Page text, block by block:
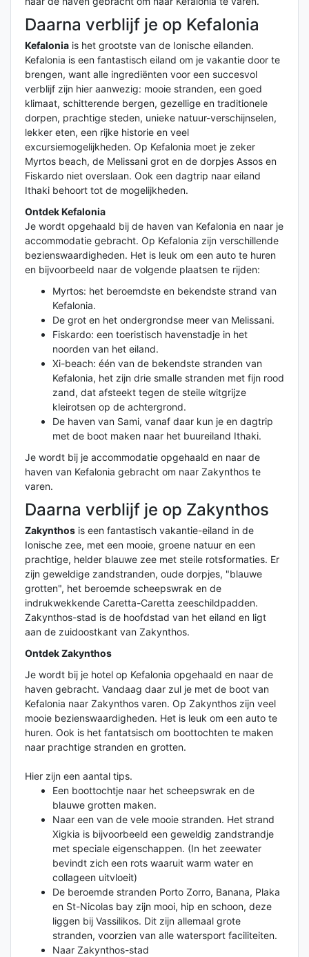
Daarna verblijf je op Kefalonia
Kefalonia is het grootste van de Ionische eilanden.
Kefalonia is een fantastisch eiland om je vakantie door te
brengen, want alle ingrediënten voor een succesvol
verblijf zijn hier aanwezig: mooie stranden, een goed
klimaat, schitterende bergen, gezellige en traditionele
dorpen, prachtige steden, unieke natuur-verschijnselen,
lekker eten, een rijke historie en veel
excursiemogelijkheden. Op Kefalonia moet je zeker
Myrtos beach, de Melissani grot en de dorpjes Assos en
Fiskardo niet overslaan. Ook een dagtrip naar eiland
Ithaki behoort tot de mogelijkheden.
Ontdek Kefalonia
Je wordt opgehaald bij de haven van Kefalonia en naar je
accommodatie gebracht. Op Kefalonia zijn verschillende
bezienswaardigheden. Het is leuk om een auto te huren
en bijvoorbeeld naar de volgende plaatsen te rijden:
Myrtos: het beroemdste en bekendste strand van
Kefalonia.
De grot en het ondergrondse meer van Melissani.
Fiskardo: een toeristisch havenstadje in het
noorden van het eiland.
Xi-beach: één van de bekendste stranden van
Kefalonia, het zijn drie smalle stranden met fijn rood
zand, dat afsteekt tegen de steile witgrijze
kleirotsen op de achtergrond.
De haven van Sami, vanaf daar kun je en dagtrip
met de boot maken naar het buureiland Ithaki.
Je wordt bij je accommodatie opgehaald en naar de
haven van Kefalonia gebracht om naar Zakynthos te
varen.
Daarna verblijf je op Zakynthos
Zakynthos is een fantastisch vakantie-eiland in de
Ionische zee, met een mooie, groene natuur en een
prachtige, helder blauwe zee met steile rotsformaties. Er
zijn geweldige zandstranden, oude dorpjes, "blauwe
grotten", het beroemde scheepswrak en de
indrukwekkende Caretta-Caretta zeeschildpadden.
Zakynthos-stad is de hoofdstad van het eiland en ligt
aan de zuidoostkant van Zakynthos.
Ontdek Zakynthos
Je wordt bij je hotel op Kefalonia opgehaald en naar de
haven gebracht. Vandaag daar zul je met de boot van
Kefalonia naar Zakynthos varen. Op Zakynthos zijn veel
mooie bezienswaardigheden. Het is leuk om een auto te
huren. Ook is het fantatsisch om boottochten te maken
naar prachtige stranden en grotten.
Hier zijn een aantal tips.
Een boottochtje naar het scheepswrak en de
blauwe grotten maken.
Naar een van de vele mooie stranden. Het strand
Xigkia is bijvoorbeeld een geweldig zandstrandje
met speciale eigenschappen. (In het zeewater
bevindt zich een rots waaruit warm water en
collageen uitvloeit)
De beroemde stranden Porto Zorro, Banana, Plaka
en St-Nicolas bay zijn mooi, hip en schoon, deze
liggen bij Vassilikos. Dit zijn allemaal grote
stranden, voorzien van alle watersport faciliteiten.
Naar Zakynthos-stad